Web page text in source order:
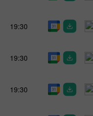
19:30
19:30
19:30